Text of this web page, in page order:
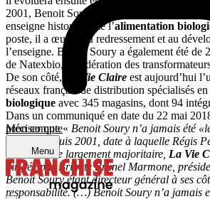
Mon compte
Menu
2001, Benoit Soury était directeur général de
enseigne historique de l’alimentation
poste, il a œuvré au redressement et au
l’enseigne. Benoit Soury a également été de
de Natexbio, la fédération des
De son côté,
La Vie Claire est aujourd’hui
réseaux français de distribution spécialisés en
biologique avec 345 magasins, dont 94
Dans un communiqué en date du 22 mai
préciser que « Benoit Soury n’a jamais été
. Depuis 2001, date à laquelle Régis
l’actionnaire largement majoritaire, La Vie
dirigée par Brigitte Brunel Marmone,
Benoit Soury étant directeur général à ses
responsabilité. (…) Benoit Soury n’a jamais